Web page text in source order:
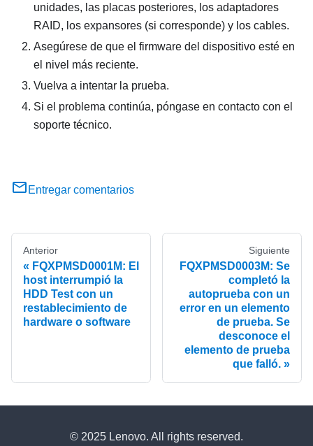
unidades, las placas posteriores, los adaptadores
RAID, los expansores (si corresponde) y los cables.
Asegúrese de que el firmware del dispositivo esté en
el nivel más reciente.
Vuelva a intentar la prueba.
Si el problema continúa, póngase en contacto con el
soporte técnico.
Entregar comentarios
Anterior
FQXPMSD0001M: El
host interrumpió la
HDD Test con un
restablecimiento de
hardware o software
Siguiente
FQXPMSD0003M: Se
completó la
autoprueba con un
error en un elemento
de prueba. Se
desconoce el
elemento de prueba
que falló.
© 2025 Lenovo. All rights reserved.